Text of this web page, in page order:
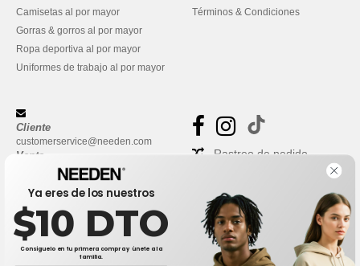
Camisetas al por mayor
Gorras & gorros al por mayor
Ropa deportiva al por mayor
Uniformes de trabajo al por mayor
Términos & Condiciones
Cliente
customerservice@needen.com
Venta
sales@needen.com
Rastreo de pedido
Ya eres de los nuestros
$10 DTO
Consíguelo en tu primera compra y únete a la
familia.